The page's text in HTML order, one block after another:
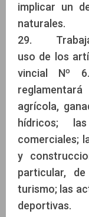
implicar un
naturales.
29. Trabajar
uso de los
vincial Nº
agrícola,
hídricos;
comerciales;
y
particular,
turismo; las
deportivas.